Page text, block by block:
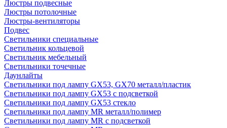
Люстры подвесные
Люстры потолочные
Люстры-вентиляторы
Подвес
Светильники специальные
Светильник кольцевой
Светильник мебельный
Светильники точечные
Даунлайты
Светильники под лампу GX53, GX70 металл/пластик
Светильники под лампу GX53 с подсветкой
Светильники под лампу GX53 стекло
Светильники под лампу MR металл/полимер
Светильники под лампу MR с подсветкой